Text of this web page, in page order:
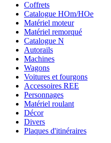
Coffrets
Catalogue HOm/HOe
Matériel moteur
Matériel remorqué
Catalogue N
Autorails
Machines
Wagons
Voitures et fourgons
Accessoires REE
Personnages
Matériel roulant
Décor
Divers
Plaques d'itinéraires